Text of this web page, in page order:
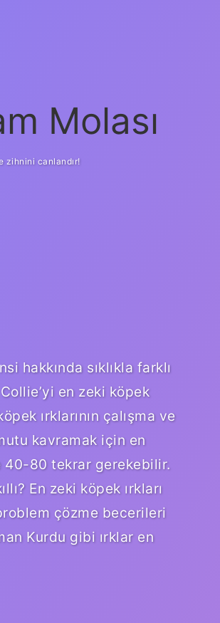
Molası
zihnini canlandır!
hakkında sıklıkla farklı
en zeki köpek
ırklarının çalışma ve
kavramak için en
40-80 tekrar gerekebilir.
En zeki köpek ırkları
çözme becerileri
Kurdu gibi ırklar en